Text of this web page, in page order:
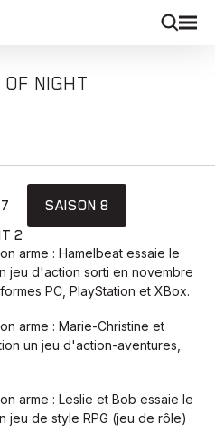
OF NIGHT
SAISON 8
2
arme : Hamelbeat essaie le
jeu d'action sorti en novembre
PC, PlayStation et XBox.
arme : Marie-Christine et
un jeu d'action-aventures,
arme : Leslie et Bob essaie le
jeu de style RPG (jeu de rôle)